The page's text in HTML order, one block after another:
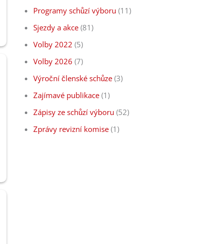
Programy schůzí výboru (11)
Sjezdy a akce (81)
Volby 2022 (5)
Volby 2026 (7)
Výroční členské schůze (3)
Zajímavé publikace (1)
Zápisy ze schůzí výboru (52)
Zprávy revizní komise (1)